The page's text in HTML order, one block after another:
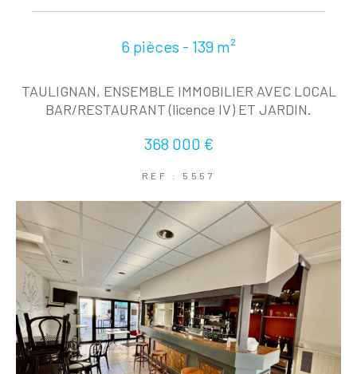
6 pièces - 139 m²
TAULIGNAN, ENSEMBLE IMMOBILIER AVEC LOCAL
BAR/RESTAURANT (licence IV) ET JARDIN.
368 000 €
REF : 5557